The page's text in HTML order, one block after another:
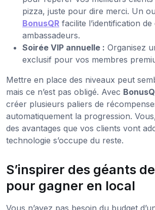
pizza, juste pour dire merci. Un
BonusQR facilite l’identification de
ambassadeurs.
Soirée VIP annuelle : Organisez
exclusif pour vos membres
Mettre en place des niveaux peut
mais ce n’est pas obligé. Avec
créer plusieurs paliers de
automatiquement la progression.
des avantages que vos clients vont
technologie s’occupe du reste.
S’inspirer des géants
pour gagner en local
Vous n’avez pas besoin du budget